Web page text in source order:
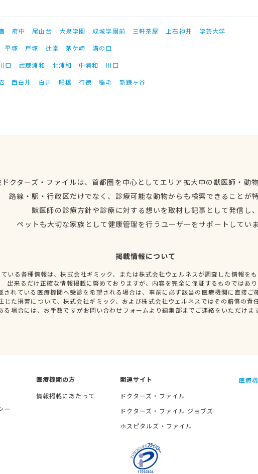
府中 尾山台 大泉学園 成城学園前 三軒茶屋 上石神井
学芸大学
平塚 戸塚 辻堂 茅ケ崎
溝の口
口 武蔵浦和 北浦和 中浦和
川口
西白井 白井 船橋 行徳 稲毛 新鎌ヶ谷
クターズ・ファイルは、首都圏を中心としてエリア拡大中の獣医師・動
路線・駅・行政区だけでなく、診療可能な動物からも検索できることが
獣医師の診療方針や診療に対する想いを取材し記事として発信し
ペットも大切な家族として健康管理を行うユーザーをサポートしてい
掲載情報について
いる各種情報は、株式会社ギミック、または株式会社ウェルネスが調査した情報を
出来るだけ正確な情報掲載に努めておりますが、内容を完全に保証するものではあ
されている医療機関へ受診を希望される場合は、事前に必ず該当の医療機関に直接ご
じた損害について、株式会社ギミック、および株式会社ウェルネスではその賠償の責
る場合には、お手数ですがお問い合わせフォームより編集部までご連絡をいただけま
ー
医療機関の方
情報掲載にあたって
関連サイト
ドクターズ・ファイル
ドクターズ・ファイル ジョブズ
ホスピタルズ・ファイル
医療